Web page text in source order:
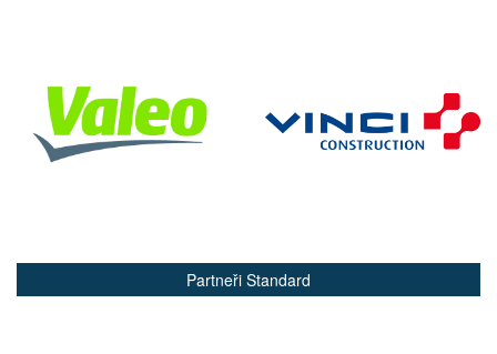
Partneři Standard